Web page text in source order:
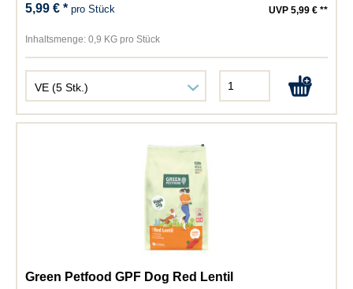
5,99 € *pro Stück UVP 5,99 € **
Inhaltsmenge: 0,9 KG pro Stück
Green Petfood GPF Dog Red Lentil